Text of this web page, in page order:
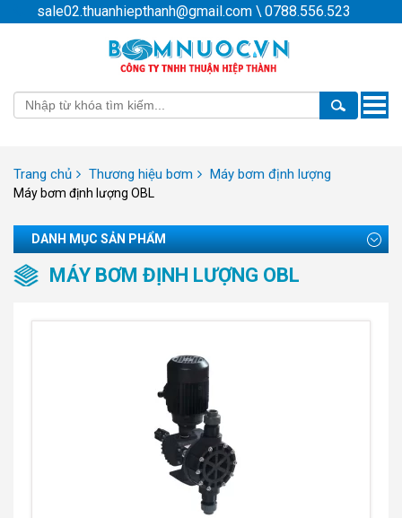
sale02.thuanhiepthanh@gmail.com \ 0788.556.523
Toggle
Trang chủ Thương hiệu bơm Máy bơm định lượng
Máy bơm định lượng OBL
DANH MỤC SẢN PHẨM
MÁY BƠM ĐỊNH LƯỢNG OBL